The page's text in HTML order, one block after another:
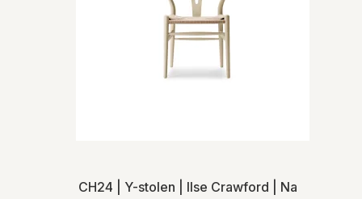
CH24 | Y-stolen | Ilse Crawford | Naturflet |